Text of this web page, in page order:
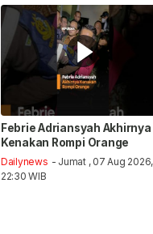
Febrie Adriansyah Akhirnya
Kenakan Rompi Orange
Dailynews - Jumat , 07 Aug 2026,
22:30 WIB